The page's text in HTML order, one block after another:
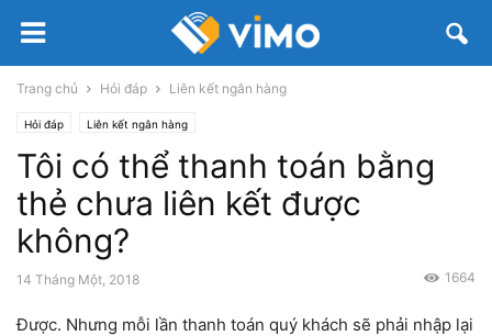
Trang chủ Hỏi đáp Liên kết ngân hàng
Hỏi đáp Liên kết ngân hàng
Tôi có thể thanh toán bằng
thẻ chưa liên kết được
không?
14 Tháng Một, 2018 1664
Được. Nhưng mỗi lần thanh toán quý khách sẽ phải nhập lại